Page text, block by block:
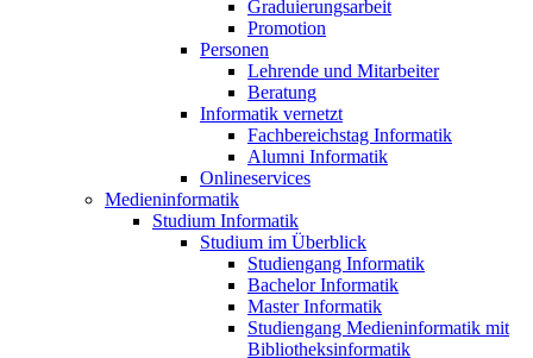
Graduierungsarbeit
Promotion
Personen
Lehrende und Mitarbeiter
Beratung
Informatik vernetzt
Fachbereichstag Informatik
Alumni Informatik
Onlineservices
Medieninformatik
Studium Informatik
Studium im Überblick
Studiengang Informatik
Bachelor Informatik
Master Informatik
Studiengang Medieninformatik mit
Bibliotheksinformatik